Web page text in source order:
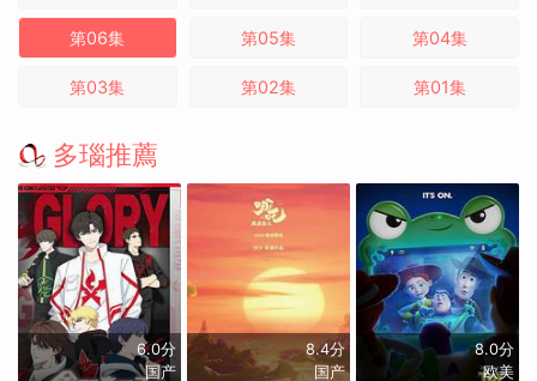
第06集 第05集 第04集
第03集 第02集 第01集
多瑙推薦
6.0分
国产
8.4分
国产
8.0分
欧美